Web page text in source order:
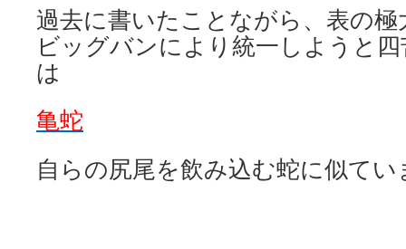
過去に書いたことながら、表の極
ビッグバンにより統一しようと
は
亀蛇
自らの尻尾を飲み込む蛇に似てい